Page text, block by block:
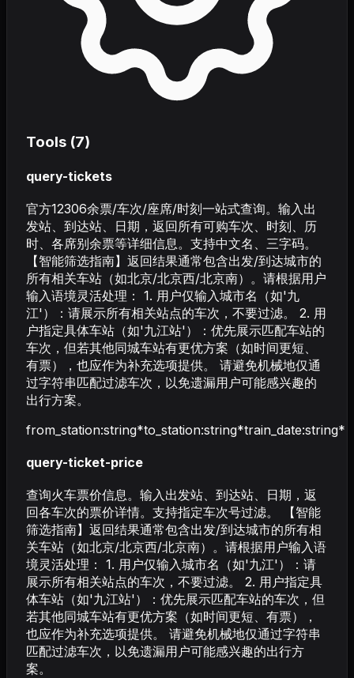
Tools (7)
query-tickets
官方12306余票/车次/座席/时刻一站式查询。输入出
发站、到达站、日期，返回所有可购车次、时刻、历
时、各席别余票等详细信息。支持中文名、三字码。
【智能筛选指南】返回结果通常包含出发/到达城市的
所有相关车站（如北京/北京西/北京南）。请根据用户
输入语境灵活处理： 1. 用户仅输入城市名（如'九
江'）：请展示所有相关站点的车次，不要过滤。 2. 用
户指定具体车站（如'九江站'）：优先展示匹配车站的
车次，但若其他同城车站有更优方案（如时间更短、
有票），也应作为补充选项提供。 请避免机械地仅通
过字符串匹配过滤车次，以免遗漏用户可能感兴趣的
出行方案。
from_station:string*to_station:string*train_date:string*
query-ticket-price
查询火车票价信息。输入出发站、到达站、日期，返
回各车次的票价详情。支持指定车次号过滤。 【智能
筛选指南】返回结果通常包含出发/到达城市的所有相
关车站（如北京/北京西/北京南）。请根据用户输入语
境灵活处理： 1. 用户仅输入城市名（如'九江'）：请
展示所有相关站点的车次，不要过滤。 2. 用户指定具
体车站（如'九江站'）：优先展示匹配车站的车次，但
若其他同城车站有更优方案（如时间更短、有票），
也应作为补充选项提供。 请避免机械地仅通过字符串
匹配过滤车次，以免遗漏用户可能感兴趣的出行方
案。